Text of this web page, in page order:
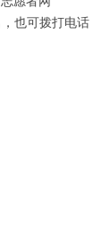
也可拨打电话